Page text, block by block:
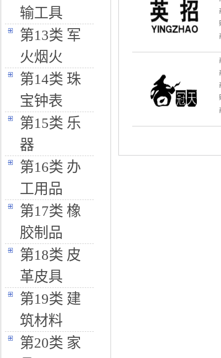
输工具
第13类 军
火烟火
第14类 珠
宝钟表
第15类 乐
器
第16类 办
工用品
第17类 橡
胶制品
第18类 皮
革皮具
第19类 建
筑材料
第20类 家